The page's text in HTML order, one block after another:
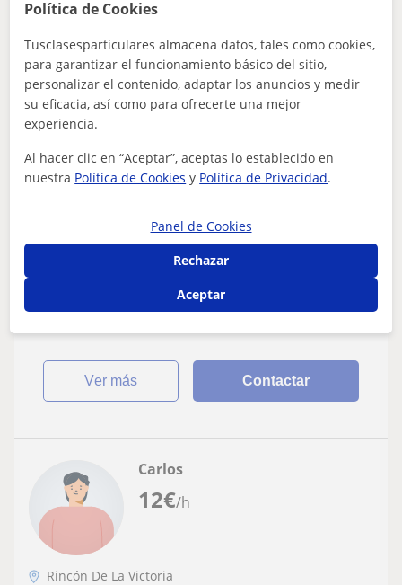
18€/h
Pablo
Rincón De La Victoria
Pedagogía
Un chico responsable y divertido con
experiencia cuidando a niños de todas las
Me adapto a las necesidades de los niños, tengo una
amplia experiencia trabajando como canguro lo que me
permite crear una experiencia educ...
ver más Contactar
12€/h
Carlos
Rincón De La Victoria
Política de Cookies
Tusclasesparticulares almacena datos, tales como cookies,
para garantizar el funcionamiento básico del sitio,
personalizar el contenido, adaptar los anuncios y medir
su eficacia, así como para ofrecerte una mejor
experiencia.
Al hacer clic en “Aceptar”, aceptas lo establecido en
nuestra Política de Cookies y Política de Privacidad.
Panel de Cookies
Rechazar
Aceptar